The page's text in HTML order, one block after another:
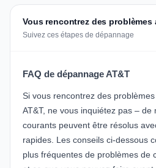
Vous rencontrez des problèmes
Suivez ces étapes de dépannage
FAQ de dépannage AT&T
Si vous rencontrez des
AT&T, ne vous inquiétez pas –
courants peuvent être résolus
rapides. Les conseils ci-dessous
plus fréquentes de problèmes de